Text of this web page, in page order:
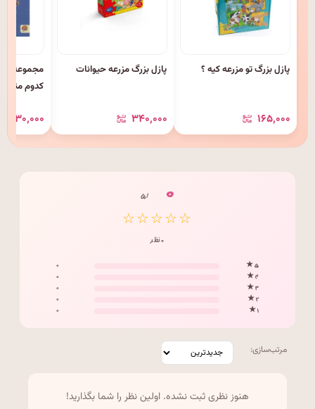
پازل بزرگ تو مزرعه کیه ؟
۱۶۵٬۰۰۰
پازل بزرگ مزرعه حیوانات
۳۴۰٬۰۰۰
کدوم منم ؟
۳۰٬۰۰۰
۰ / ۵
☆☆☆☆☆
۰ نظر
۵ ★
۰
۴ ★
۰
۳ ★
۰
۲ ★
۰
۱ ★
۰
مرتب‌سازی:
هنوز نظری ثبت نشده. اولین نظر را شما بگذارید!